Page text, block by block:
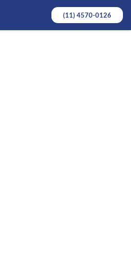
(11) 4570-0126